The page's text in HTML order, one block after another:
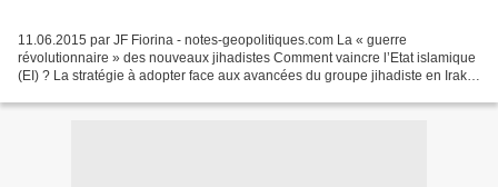
11.06.2015 par JF Fiorina - notes-geopolitiques.com La « guerre
révolutionnaire » des nouveaux jihadistes Comment vaincre l’Etat islamique
(EI) ? La stratégie à adopter face aux avancées du groupe jihadiste en Irak